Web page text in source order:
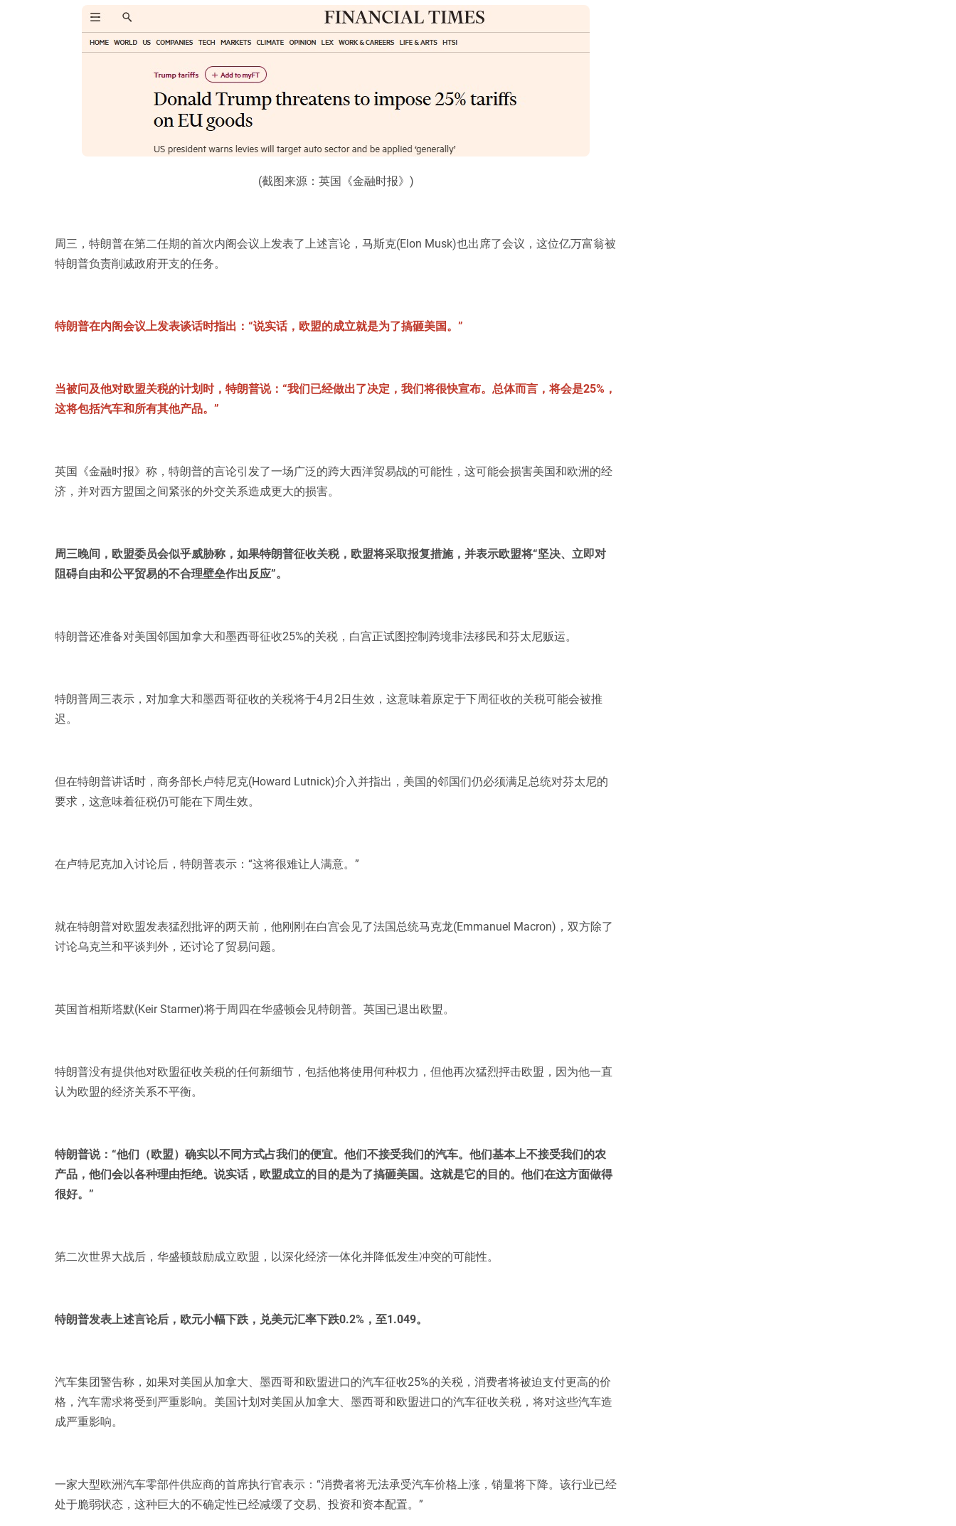
(截图来源：英国《金融时报》)
周三，特朗普在第二任期的首次内阁会议上发表了上述言论，马斯克(Elon Musk)也出席了会议，这位亿万富翁被
特朗普负责削减政府开支的任务。
特朗普在内阁会议上发表谈话时指出：“说实话，欧盟的成立就是为了搞砸美国。”
当被问及他对欧盟关税的计划时，特朗普说：“我们已经做出了决定，我们将很快宣布。总体而言，将会是25%，
这将包括汽车和所有其他产品。”
英国《金融时报》称，特朗普的言论引发了一场广泛的跨大西洋贸易战的可能性，这可能会损害美国和欧洲的经
济，并对西方盟国之间紧张的外交关系造成更大的损害。
周三晚间，欧盟委员会似乎威胁称，如果特朗普征收关税，欧盟将采取报复措施，并表示欧盟将“坚决、立即对
阻碍自由和公平贸易的不合理壁垒作出反应”。
特朗普还准备对美国邻国加拿大和墨西哥征收25%的关税，白宫正试图控制跨境非法移民和芬太尼贩运。
特朗普周三表示，对加拿大和墨西哥征收的关税将于4月2日生效，这意味着原定于下周征收的关税可能会被推
迟。
但在特朗普讲话时，商务部长卢特尼克(Howard Lutnick)介入并指出，美国的邻国们仍必须满足总统对芬太尼的
要求，这意味着征税仍可能在下周生效。
在卢特尼克加入讨论后，特朗普表示：“这将很难让人满意。”
就在特朗普对欧盟发表猛烈批评的两天前，他刚刚在白宫会见了法国总统马克龙(Emmanuel Macron)，双方除了
讨论乌克兰和平谈判外，还讨论了贸易问题。
英国首相斯塔默(Keir Starmer)将于周四在华盛顿会见特朗普。英国已退出欧盟。
特朗普没有提供他对欧盟征收关税的任何新细节，包括他将使用何种权力，但他再次猛烈抨击欧盟，因为他一直
认为欧盟的经济关系不平衡。
特朗普说：“他们（欧盟）确实以不同方式占我们的便宜。他们不接受我们的汽车。他们基本上不接受我们的农
产品，他们会以各种理由拒绝。说实话，欧盟成立的目的是为了搞砸美国。这就是它的目的。他们在这方面做得
很好。”
第二次世界大战后，华盛顿鼓励成立欧盟，以深化经济一体化并降低发生冲突的可能性。
特朗普发表上述言论后，欧元小幅下跌，兑美元汇率下跌0.2%，至1.049。
汽车集团警告称，如果对美国从加拿大、墨西哥和欧盟进口的汽车征收25%的关税，消费者将被迫支付更高的价
格，汽车需求将受到严重影响。美国计划对美国从加拿大、墨西哥和欧盟进口的汽车征收关税，将对这些汽车造
成严重影响。
一家大型欧洲汽车零部件供应商的首席执行官表示：“消费者将无法承受汽车价格上涨，销量将下降。该行业已经
处于脆弱状态，这种巨大的不确定性已经减缓了交易、投资和资本配置。”